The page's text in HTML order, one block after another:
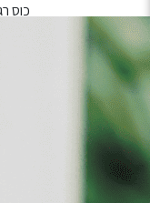
כוס
כוס